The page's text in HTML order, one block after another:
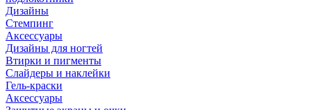
Дизайны
Стемпинг
Аксессуары
Дизайны для ногтей
Втирки и пигменты
Слайдеры и наклейки
Гель-краски
Аксессуары